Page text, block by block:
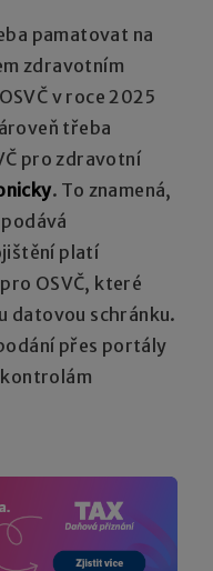
pamatovat na
zdravotním
v roce 2025
třeba
pro zdravotní
. To znamená,
platí
OSVČ, které
datovou schránku.
přes portály